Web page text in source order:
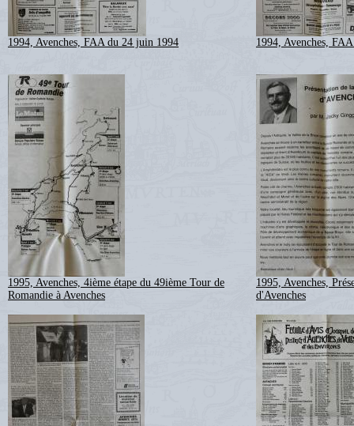
1994, Avenches, FAA du 24 juin 1994 1994, Avenches,
1995, Avenches, 4ième étape du 49ième Tour de
Romandie à Avenches
1995, Avenches,
d'Avenches